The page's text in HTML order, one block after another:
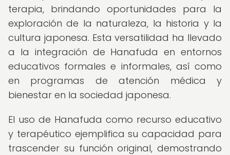
terapia, brindando oportunidades para la
exploración de la naturaleza, la historia y la
cultura japonesa. Esta versatilidad ha llevado
a la integración de Hanafuda en entornos
educativos formales e informales, así como
en programas de atención médica y
bienestar en la sociedad japonesa.
El uso de Hanafuda como recurso educativo
y terapéutico ejemplifica su capacidad para
trascender su función original, demostrando